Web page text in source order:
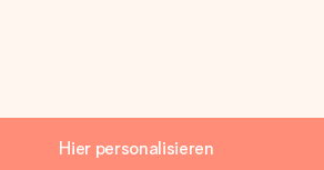
Hier personalisieren